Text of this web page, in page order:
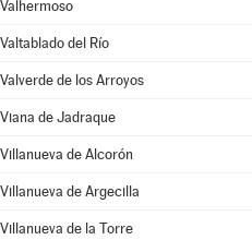
Valhermoso
Valtablado del Río
Valverde de los Arroyos
Viana de Jadraque
Villanueva de Alcorón
Villanueva de Argecilla
Villanueva de la Torre